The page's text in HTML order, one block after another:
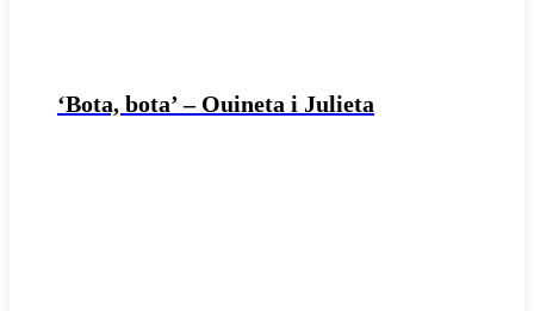
‘Bota, bota’ – Ouineta i Julieta